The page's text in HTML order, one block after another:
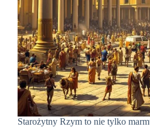
Starożytny Rzym to nie tylko